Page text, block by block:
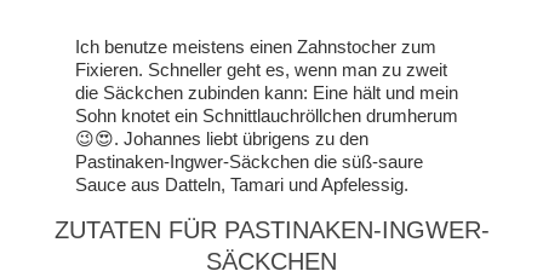
Ich benutze meistens einen Zahnstocher zum
Fixieren. Schneller geht es, wenn man zu zweit
die Säckchen zubinden kann: Eine hält und mein
Sohn knotet ein Schnittlauchröllchen drumherum
😉😍. Johannes liebt übrigens zu den
Pastinaken-Ingwer-Säckchen die süß-saure
Sauce aus Datteln, Tamari und Apfelessig.
ZUTATEN FÜR PASTINAKEN-INGWER-
SÄCKCHEN